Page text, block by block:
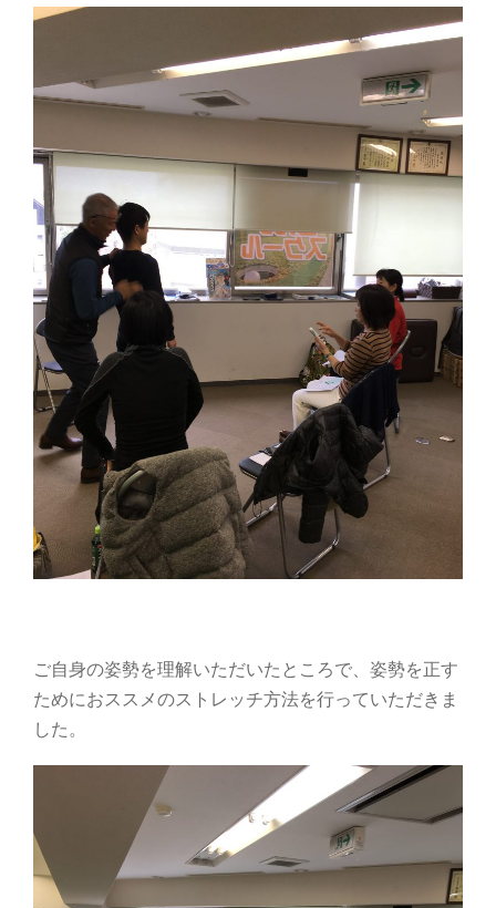
ご自身の姿勢を理解いただいたところで、姿勢を正す
ためにおススメのストレッチ方法を行っていただきま
した。